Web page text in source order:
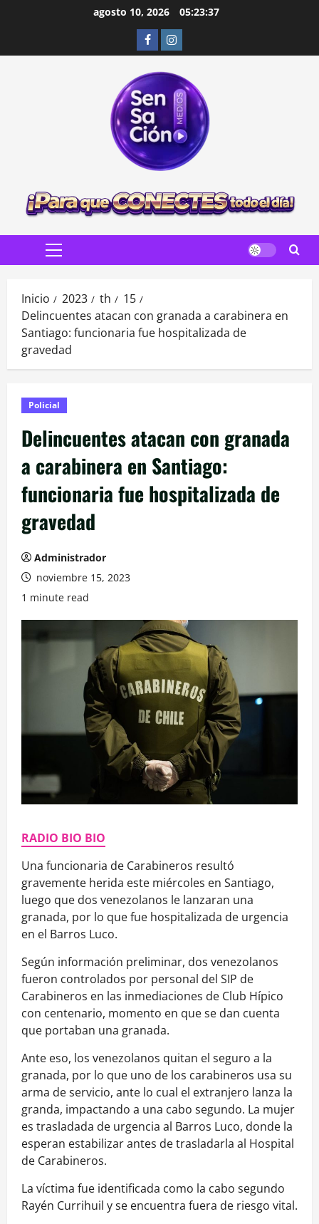
agosto 10, 2026 05:23:38
FacebookInstagram
Menú
Inicio 2023 th
15
Delincuentes atacan con granada a carabinera en
Santiago: funcionaria fue hospitalizada de
gravedad
Policial
Delincuentes atacan con granada
a carabinera en Santiago:
funcionaria fue hospitalizada de
gravedad
Administrador
noviembre 15, 2023
1 minute read
RADIO BIO BIO
Una funcionaria de Carabineros resultó
gravemente herida este miércoles en Santiago,
luego que dos venezolanos le lanzaran una
granada, por lo que fue hospitalizada de urgencia
en el Barros Luco.
Según información preliminar, dos venezolanos
fueron controlados por personal del SIP de
Carabineros en las inmediaciones de Club Hípico
con centenario, momento en que se dan cuenta
que portaban una granada.
Ante eso, los venezolanos quitan el seguro a la
granada, por lo que uno de los carabineros usa su
arma de servicio, ante lo cual el extranjero lanza la
granda, impactando a una cabo segundo. La mujer
es trasladada de urgencia al Barros Luco, donde la
esperan estabilizar antes de trasladarla al Hospital
de Carabineros.
La víctima fue identificada como la cabo segundo
Rayén Currihuil y se encuentra fuera de riesgo vital.